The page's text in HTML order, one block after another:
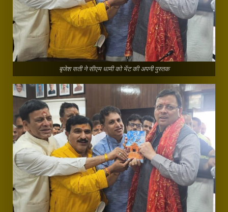
बृजेश सती ने सीएम धामी को भेंट की अपनी पुस्तक